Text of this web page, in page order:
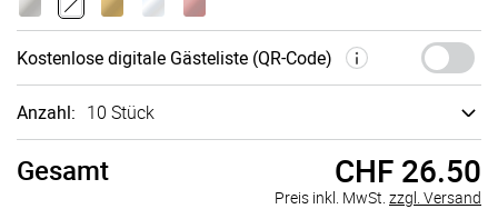
Kosten­lose digi­tale Gäste­liste (QR-Code)
Anzahl: 10 Stück
Gesamt CHF 26.50
Preis inkl. MwSt. zzgl. Versand